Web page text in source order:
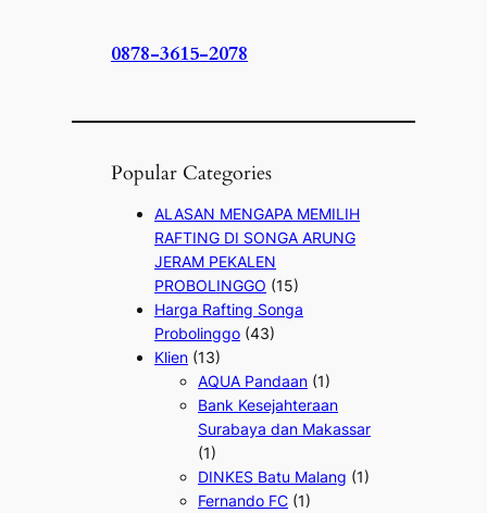
0878-3615-2078
Popular Categories
ALASAN MENGAPA MEMILIH
RAFTING DI SONGA ARUNG
JERAM PEKALEN
PROBOLINGGO (15)
Harga Rafting Songa
Probolinggo (43)
Klien (13)
AQUA Pandaan (1)
Bank Kesejahteraan
Surabaya dan Makassar
(1)
DINKES Batu Malang (1)
Fernando FC (1)